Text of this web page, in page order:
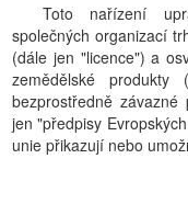
Toto nařízení
společných organizací
(dále jen "licence") a
zemědělské
bezprostředně závazné
jen "předpisy
unie přikazují nebo